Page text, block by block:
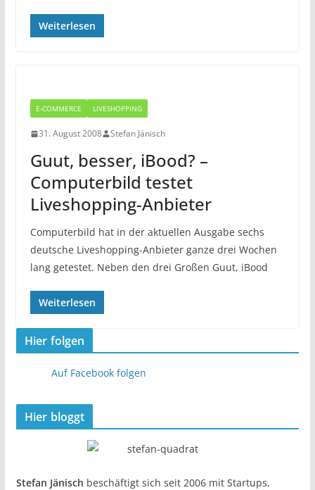
Weiterlesen
E-COMMERCE LIVESHOPPING
31. August 2008 Stefan Jänisch
Guut, besser, iBood? –
Computerbild testet
Liveshopping-Anbieter
Computerbild hat in der aktuellen Ausgabe sechs
deutsche Liveshopping-Anbieter ganze drei Wochen
lang getestet. Neben den drei Großen Guut, iBood
Weiterlesen
Hier folgen
Auf Facebook folgen
Hier bloggt
Stefan Jänisch beschäftigt sich seit 2006 mit Startups,